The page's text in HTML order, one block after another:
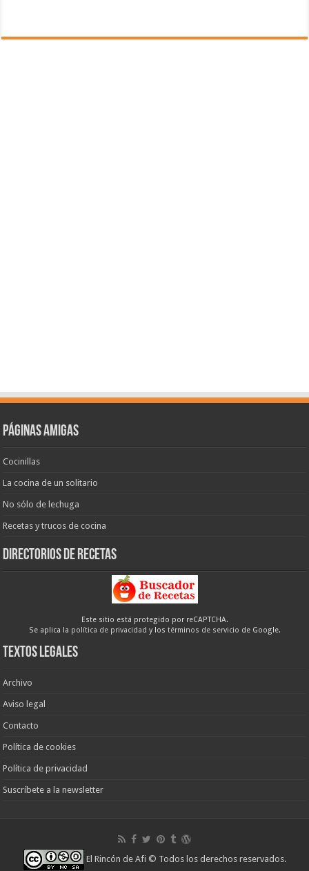
Páginas amigas
Cocinillas
La cocina de un solitario
No sólo de lechuga
Recetas y trucos de cocina
Directorios de recetas
Este sitio está protegido por reCAPTCHA.
Se aplica la política de privacidad y los términos de servicio de Google.
Textos legales
Archivo
Aviso legal
Contacto
Política de cookies
Política de privacidad
Suscríbete a la newsletter
El Rincón de Afi © Todos los derechos reservados.